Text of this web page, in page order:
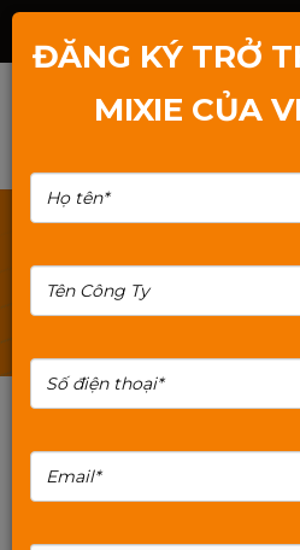
ĐĂNG KÝ TRỞ
MIXIE CỦA